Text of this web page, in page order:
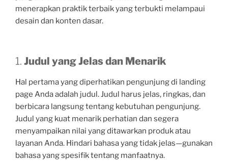
menerapkan praktik terbaik yang terbukti melampaui
desain dan konten dasar.
1. Judul yang Jelas dan Menarik
Hal pertama yang diperhatikan pengunjung di landing
page Anda adalah judul. Judul harus jelas, ringkas, dan
berbicara langsung tentang kebutuhan pengunjung.
Judul yang kuat menarik perhatian dan segera
menyampaikan nilai yang ditawarkan produk atau
layanan Anda. Hindari bahasa yang tidak jelas—gunakan
bahasa yang spesifik tentang manfaatnya.